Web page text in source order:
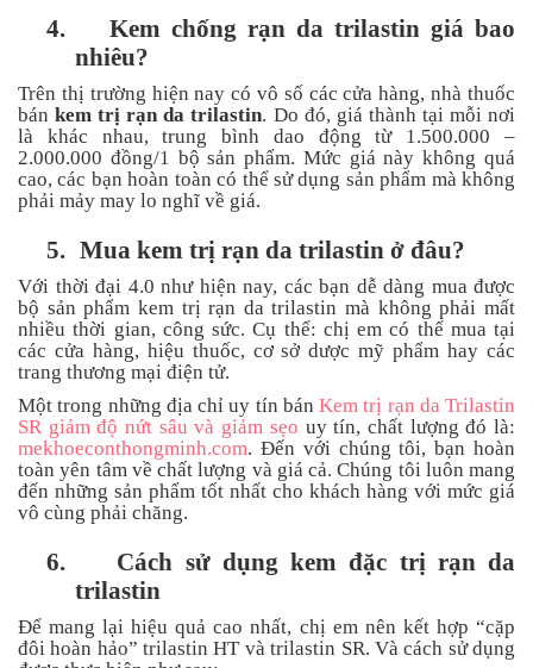
4.
Kem chống rạn da trilastin giá bao
nhiêu?
Trên thị trường hiện nay có vô số các cửa hàng, nhà thuốc
bán kem trị rạn da trilastin. Do đó, giá thành tại mỗi nơi
là khác nhau, trung bình dao động từ 1.500.000 –
2.000.000 đồng/1 bộ sản phẩm. Mức giá này không quá
cao, các bạn hoàn toàn có thể sử dụng sản phẩm mà không
phải mảy may lo nghĩ về giá.
5. Mua kem trị rạn da trilastin ở đâu?
Với thời đại 4.0 như hiện nay, các bạn dễ dàng mua được
bộ sản phẩm kem trị rạn da trilastin mà không phải mất
nhiều thời gian, công sức. Cụ thể: chị em có thể mua tại
các cửa hàng, hiệu thuốc, cơ sở dược mỹ phẩm hay các
trang thương mại điện tử.
Một trong những địa chỉ uy tín bán Kem trị rạn da Trilastin
SR giảm độ nứt sâu và giảm sẹo uy tín, chất lượng đó là:
mekhoeconthongminh.com. Đến với chúng tôi, bạn hoàn
toàn yên tâm về chất lượng và giá cả. Chúng tôi luôn mang
đến những sản phẩm tốt nhất cho khách hàng với mức giá
vô cùng phải chăng.
6.
Cách sử dụng kem đặc trị rạn da
trilastin
Để mang lại hiệu quả cao nhất, chị em nên kết hợp “cặp
đôi hoàn hảo” trilastin HT và trilastin SR. Và cách sử dụng